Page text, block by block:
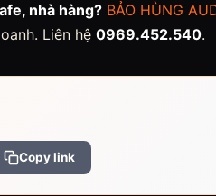
nhà hàng? BẢO HÙNG
Liên hệ 0969.452.540.
Copy link